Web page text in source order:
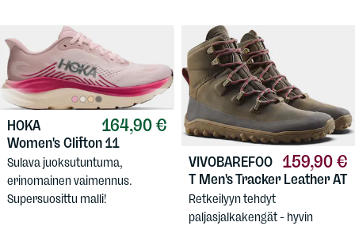
164,90 €
HOKA
Women's Clifton 11
Sulava juoksutuntuma,
erinomainen vaimennus.
Supersuosittu malli!
159,90 €
VIVOBAREFOO
T Men's Tracker Leather AT
Retkeilyyn tehdyt
paljasjalkakengät - hyvin